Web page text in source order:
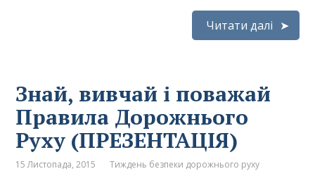
Читати далі
Знай, вивчай і поважай
Правила Дорожнього
Руху (ПРЕЗЕНТАЦІЯ)
15 Листопада, 2015 Тиждень безпеки дорожнього руху